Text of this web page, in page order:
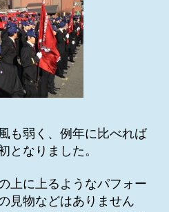
も弱く、例年に比べれば
となりました。
上に上るようなパフォー
見物などはありません